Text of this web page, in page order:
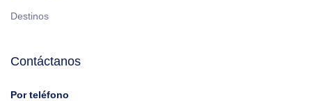
Destinos
Contáctanos
Por teléfono